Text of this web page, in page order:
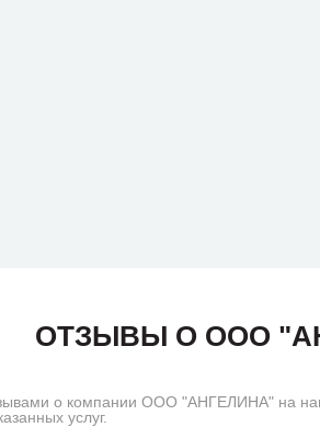
ОТЗЫВЫ О ООО
о компании ООО "АНГЕЛИНА" на
услуг.